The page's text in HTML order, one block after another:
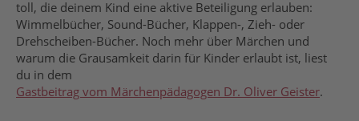
toll, die deinem Kind eine aktive Beteiligung erlauben:
Wimmelbücher, Sound-Bücher, Klappen-, Zieh- oder
Drehscheiben-Bücher. Noch mehr über Märchen und
warum die Grausamkeit darin für Kinder erlaubt ist, liest
du in dem
Gastbeitrag vom Märchenpädagogen Dr. Oliver Geister.